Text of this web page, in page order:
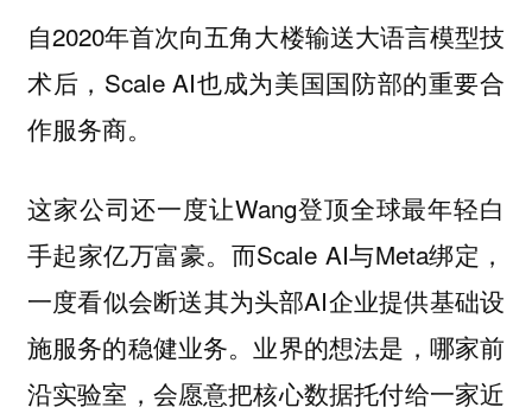
自2020年首次向五角大楼输送大语言模型技
术后，Scale AI也成为美国国防部的重要合
作服务商。
这家公司还一度让Wang登顶全球最年轻白
手起家亿万富豪。而Scale AI与Meta绑定，
一度看似会断送其为头部AI企业提供基础设
施服务的稳健业务。业界的想法是，哪家前
沿实验室，会愿意把核心数据托付给一家近